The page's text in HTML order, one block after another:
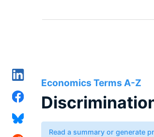
Economics Terms A-Z
Read a summary or generate